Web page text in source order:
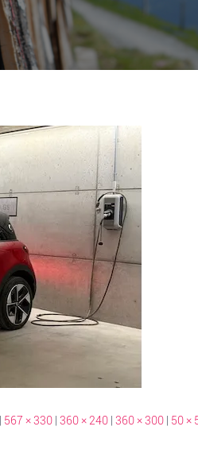
| 567 × 330 | 360 × 240 | 360 × 300 | 50 ×